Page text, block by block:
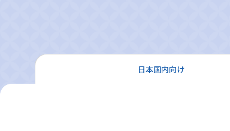
日本国内向け